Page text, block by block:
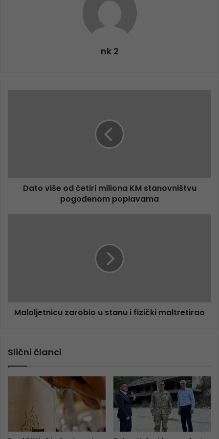
nk 2
Dato više od četiri miliona KM stanovništvu
pogođenom poplavama
Maloljetnicu zarobio u stanu i fizički maltretirao
Slični članci